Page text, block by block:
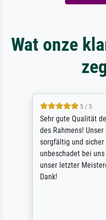
Wat onze
5 / 5
Sehr gute Qualität
des Rahmens!
sorgfältig und sicher
unbeschadet bei
unser letzter
Dank!